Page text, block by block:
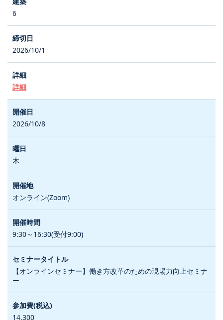
6
2026/10/1
詳細
2026/10/8
木
オンライン(Zoom)
9:30～16:30(受付9:00)
【オンラインセミナー】働き方改革のための現場力向上セミナ
ー
14,300